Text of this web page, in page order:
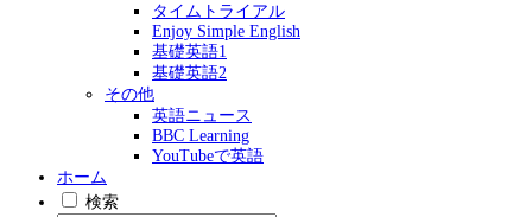
タイムトライアル
Enjoy Simple English
基礎英語1
基礎英語2
その他
英語ニュース
BBC Learning
YouTubeで英語
ホーム
検索